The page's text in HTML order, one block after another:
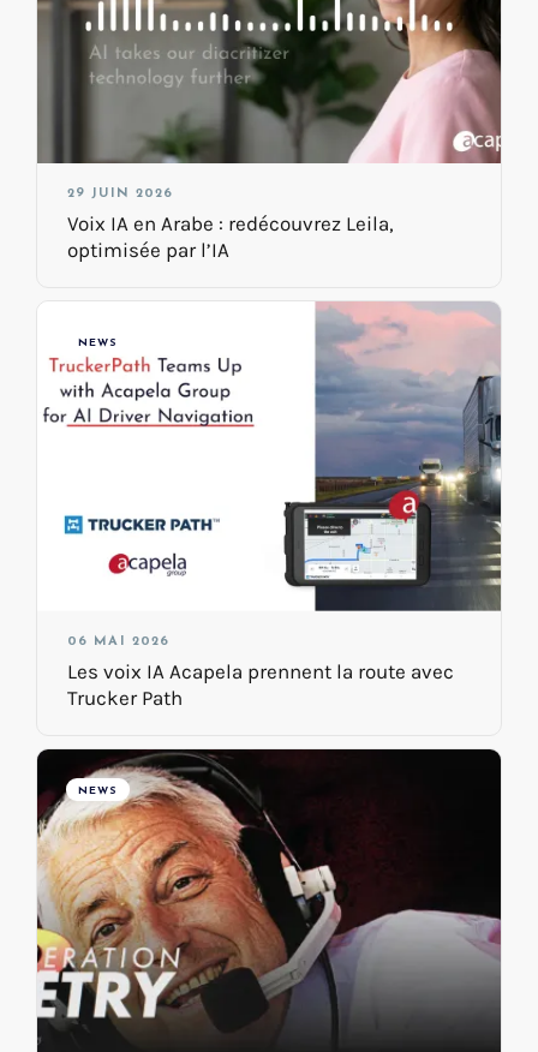
29 JUIN 2026
Voix IA en Arabe : redécouvrez Leila,
optimisée par l’IA
NEWS
06 MAI 2026
Les voix IA Acapela prennent la route avec
Trucker Path
NEWS